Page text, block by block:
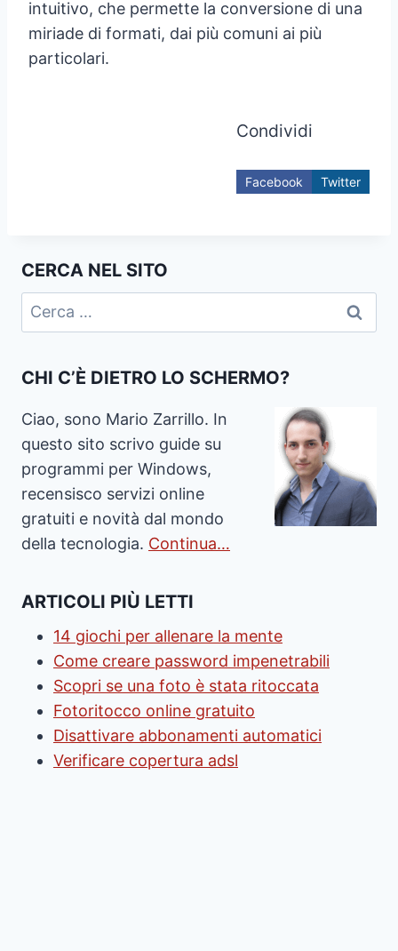
intuitivo, che permette la conversione di una
miriade di formati, dai più comuni ai più
particolari.
Condividi
Facebook Twitter
CERCA NEL SITO
Ricerca
per:
CHI C’È DIETRO LO SCHERMO?
Ciao, sono Mario Zarrillo. In
questo sito scrivo guide su
programmi per Windows,
recensisco servizi online
gratuiti e novità dal mondo
della tecnologia. Continua…
ARTICOLI PIÙ LETTI
14 giochi per allenare la mente
Come creare password impenetrabili
Scopri se una foto è stata ritoccata
Fotoritocco online gratuito
Disattivare abbonamenti automatici
Verificare copertura adsl